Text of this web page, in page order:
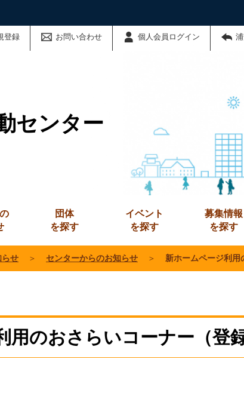
登録 お問い合わせ 個人会員ログイン
センター
団体
を探す
イベント
を探す
募集情報
を探す
らせ ＞ センターからのお知らせ ＞ 新ホームページ利用
用のおさらいコーナー（登